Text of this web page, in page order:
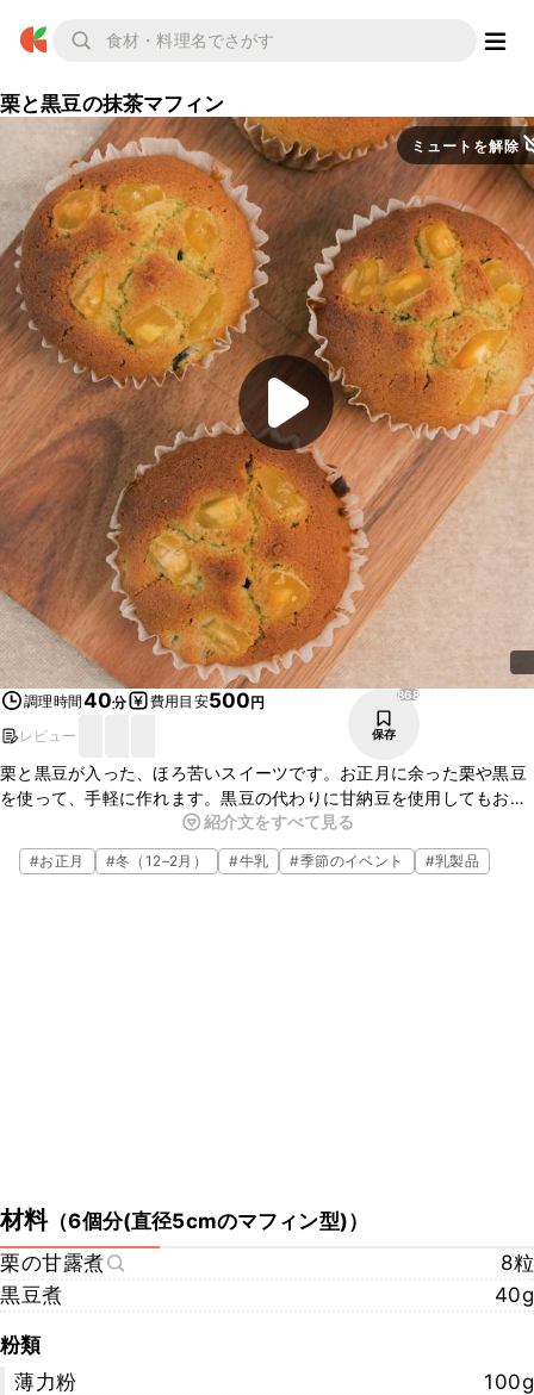
栗と黒豆の抹茶マフィン
ミュートを解除
調理時間40分 費用目安500円
レビュー
868
保存
栗と黒豆が入った、ほろ苦いスイーツです。お正月に余った栗や黒豆
を使って、手軽に作れます。黒豆の代わりに甘納豆を使用してもおい
しく召し上がれます。栗や黒豆の甘さでお子さんも食べやすいので、
ぜひティータイムに作ってみてくださいね。
紹介文をすべて見る
#お正月 #冬（12–2月） #牛乳 #季節のイベント #乳製品
材料（6個分(直径5cmのマフィン型)）
栗の甘露煮
8粒
黒豆煮
40g
粉類
薄力粉
100g